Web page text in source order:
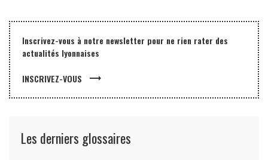
Inscrivez-vous à notre newsletter pour ne rien rater des
actualités lyonnaises
INSCRIVEZ-VOUS trending_flat
Les derniers glossaires